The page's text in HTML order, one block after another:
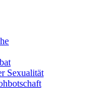
Sexualität